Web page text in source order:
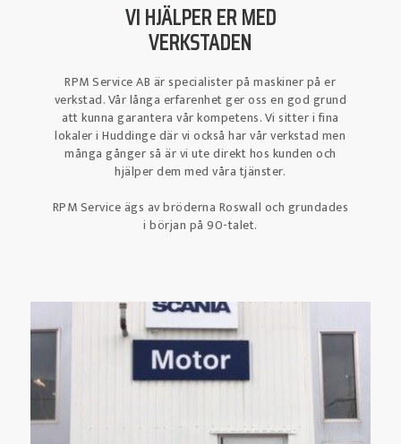
VI HJÄLPER ER MED
VERKSTADEN
RPM Service AB är specialister på maskiner på er
verkstad. Vår långa erfarenhet ger oss en god grund
att kunna garantera vår kompetens. Vi sitter i fina
lokaler i Huddinge där vi också har vår verkstad men
många gånger så är vi ute direkt hos kunden och
hjälper dem med våra tjänster.
RPM Service ägs av bröderna Roswall och grundades
i början på 90-talet.